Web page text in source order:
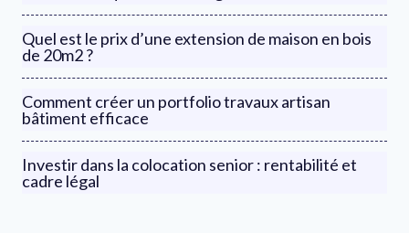
Quel est le prix d’une extension de maison en bois
de 20m2 ?
Comment créer un portfolio travaux artisan
bâtiment efficace
Investir dans la colocation senior : rentabilité et
cadre légal